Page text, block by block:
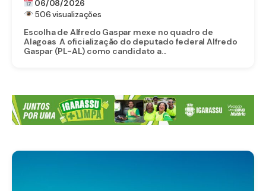
06/08/2026
506 visualizações
Escolha de Alfredo Gaspar mexe no quadro de
Alagoas A oficialização do deputado federal Alfredo
Gaspar (PL-AL) como candidato a...